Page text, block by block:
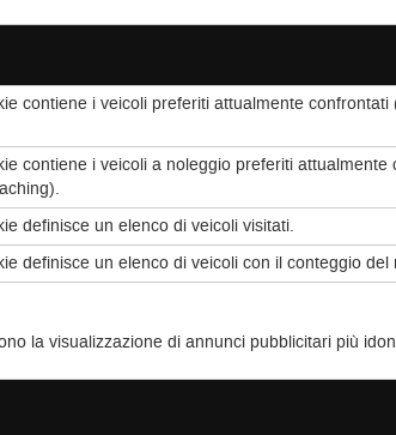
contiene i veicoli preferiti attualmente
contiene i veicoli a noleggio preferiti
definisce un elenco di veicoli visitati.
definisce un elenco di veicoli con il conteggio del
la visualizzazione di annunci pubblicitari più